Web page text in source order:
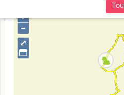
⤢
+
–